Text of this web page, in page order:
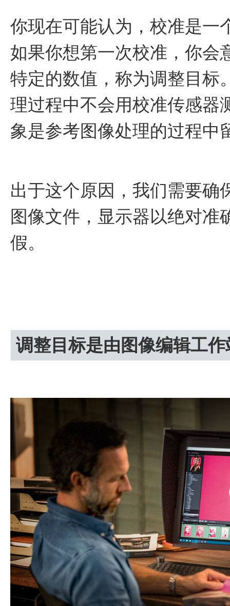
你现在可能认为，校准是一
如果你想第一次校准，你会
特定的数值，称为调整目标
理过程中不会用校准传感器
象是参考图像处理的过程中
出于这个原因，我们需要确
图像文件，显示器以绝对准
假。
调整目标是由图像编辑工